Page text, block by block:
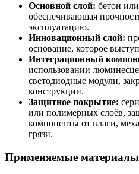
Основной слой: бетон
обеспечивающая
эксплуатацию.
Инновационный слой:
основание, которое
Интеграционный
использовании
светодиодные модули,
конструкции.
Защитное покрытие:
или полимерных слоёв,
компоненты от влаги,
грязи.
Применяемые материалы